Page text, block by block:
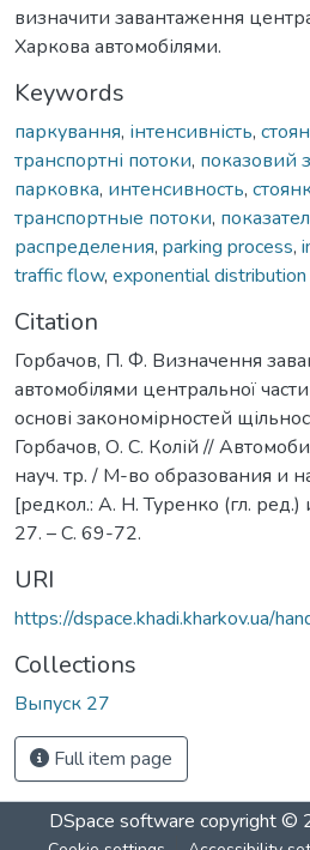
визначити завантаження
Харкова автомобілями.
Keywords
паркування, інтенсивність,
транспортні потоки, показовий
парковка, интенсивность,
транспортные потоки,
распределения, parking process,
traffic flow, exponential
Citation
Горбачов, П. Ф. Визначення
автомобілями центральної
основі закономірностей
Горбачов, О. С. Колій //
науч. тр. / М-во образования и
[редкол.: А. Н. Туренко (гл.
27. – С. 69-72.
URI
https://dspace.khadi.kharkov.ua/
Collections
Выпуск 27
Full item page
DSpace software copyright ©